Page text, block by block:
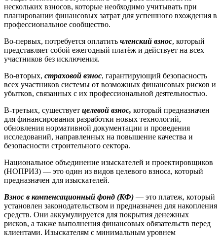
нескольких взносов, которые необходимо учитывать при
планировании финансовых затрат для успешного вхождения в
профессиональное сообщество.
Во-первых, потребуется оплатить членский взнос, который
представляет собой ежегодный платёж и действует на всех
участников без исключения.
Во-вторых, страховой взнос, гарантирующий безопасность
всех участников системы от возможных финансовых рисков и
убытков, связанных с их профессиональной деятельностью.
В-третьих, существует целевой взнос, который предназначен
для финансирования разработки новых технологий,
обновления нормативной документации и проведения
исследований, направленных на повышение качества и
безопасности строительного сектора.
Национальное объединение изыскателей и проектировщиков
(НОПРИЗ) — это один из видов целевого взноса, который
предназначен для изыскателей.
Взнос в компенсационный фонд (КФ) — это платеж, который
установлен законодательством и предназначен для накопления
средств. Они аккумулируется для покрытия денежных
рисков, а также выполнения финансовых обязательств перед
клиентами. Изыскателям с минимальным уровнем